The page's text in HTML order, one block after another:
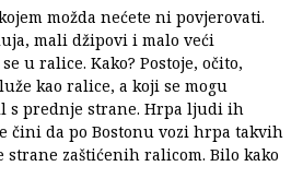
možda nećete ni povjerovati.
mali džipovi i malo veći
u ralice. Kako? Postoje, očito,
kao ralice, a koji se mogu
s prednje strane. Hrpa ljudi ih
čini da po Bostonu vozi hrpa takvih
zaštićenih ralicom. Bilo kako